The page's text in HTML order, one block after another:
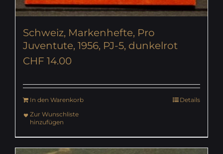
Schweiz, Markenhefte, Pro
Juventute, 1956, PJ-5, dunkelrot
CHF 14.00
In den Warenkorb
Details
Zur Wunschliste
hinzufügen